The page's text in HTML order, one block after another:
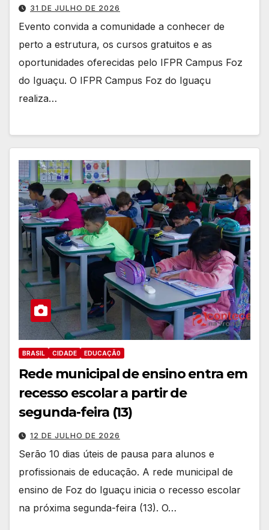
31 DE JULHO DE 2026
Evento convida a comunidade a conhecer de
perto a estrutura, os cursos gratuitos e as
oportunidades oferecidas pelo IFPR Campus Foz
do Iguaçu. O IFPR Campus Foz do Iguaçu
realiza…
BRASIL CIDADE EDUCAÇÃ0
Rede municipal de ensino entra em
recesso escolar a partir de
segunda-feira (13)
12 DE JULHO DE 2026
Serão 10 dias úteis de pausa para alunos e
profissionais de educação. A rede municipal de
ensino de Foz do Iguaçu inicia o recesso escolar
na próxima segunda-feira (13). O…